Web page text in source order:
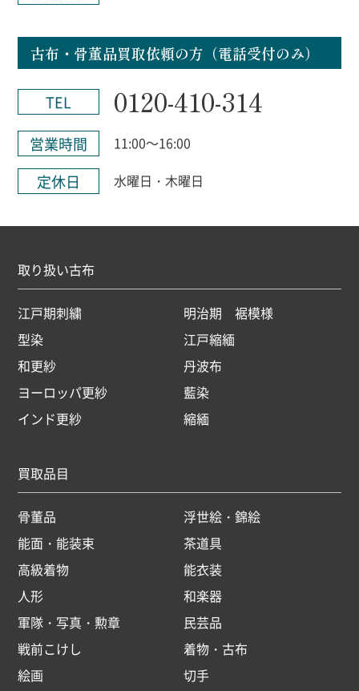
古布・骨董品買取依頼の方（電話受付のみ）
TEL 0120-410-314
営業時間 11:00～16:00
定休日 水曜日・木曜日
取り扱い古布
江戸期刺繍
明治期 裾模様
型染
江戸縮緬
和更紗
丹波布
ヨーロッパ更紗
藍染
インド更紗
縮緬
買取品目
骨董品
浮世絵・錦絵
能面・能装束
茶道具
高級着物
能衣装
人形
和楽器
軍隊・写真・勲章
民芸品
戦前こけし
着物・古布
絵画
切手